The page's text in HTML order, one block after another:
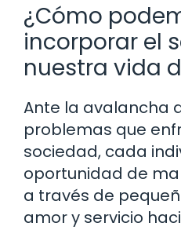
¿Cómo
incorporar el
nuestra vida
Ante la avalancha
problemas que
sociedad, cada
oportunidad de
a través de
amor y servicio